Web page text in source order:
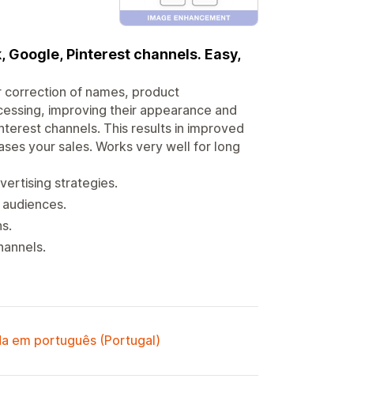
Pinterest channels. Easy,
correction of names, product
improving their appearance and
channels. This results in improved
your sales. Works very well for long
strategies.
em português (Portugal)